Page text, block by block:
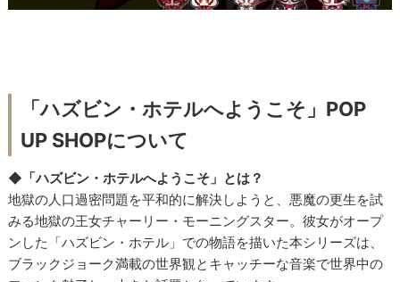
「ハズビン・ホテルへようこそ」POP
UP SHOPについて
◆「ハズビン・ホテルへようこそ」とは？
地獄の人口過密問題を平和的に解決しようと、悪魔の更生を試
みる地獄の王女チャーリー・モーニングスター。彼女がオープ
ンした「ハズビン・ホテル」での物語を描いた本シリーズは、
ブラックジョーク満載の世界観とキャッチーな音楽で世界中の